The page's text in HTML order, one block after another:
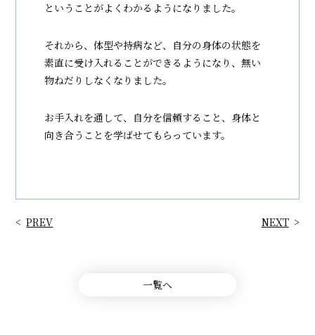
ということがよくわかるようになりました。
それから、体型や持病など、自分の身体の状態を
素直に受け入れることができるようになり、無い
物ねだりしなくなりました。
お手入れを通して、自分を信頼すること、身体と
向き合うことを学ばせてもらっています。
PREV NEXT
一覧へ